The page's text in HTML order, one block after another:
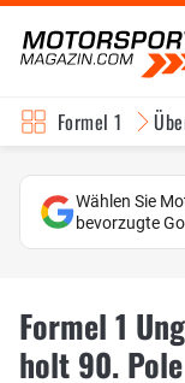
Formel 1
Wählen Sie
bevorzugte
Formel 1
holt 90.